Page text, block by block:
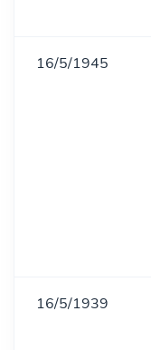
16/5/1945
16/5/1939